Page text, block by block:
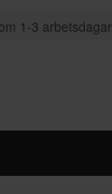
1-3 arbetsdagar